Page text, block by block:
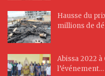
Hausse du
millions de
Abissa 2022
l’événement…